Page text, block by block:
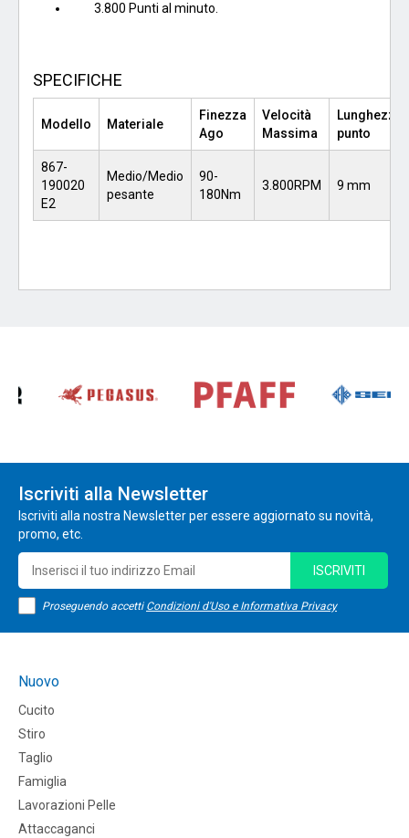
3.800 Punti al minuto.
SPECIFICHE
Modello Materiale
Finezza
Ago
Velocità
Massima
Lunghezza
punto
867-
190020
E2
Medio/Medio
pesante
90-
180Nm
3.800RPM 9 mm
Iscriviti alla Newsletter
Iscriviti alla nostra Newsletter per essere aggiornato su novità,
promo, etc.
Proseguendo accetti Condizioni d'Uso e Informativa Privacy
ISCRIVITI
Nuovo
Cucito
Stiro
Taglio
Famiglia
Lavorazioni Pelle
Attaccaganci